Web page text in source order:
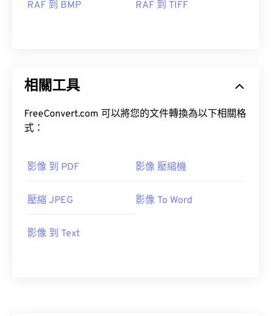
RAF 到 BMP RAF 到 TIFF
相關工具
FreeConvert.com 可以將您的文件轉換為以下相關格
式：
影像 到 PDF 影像 壓縮機
壓縮 JPEG 影像 To Word
影像 到 Text